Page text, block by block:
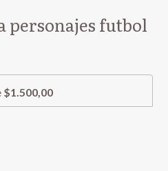
personajes futbol
$1.500,00